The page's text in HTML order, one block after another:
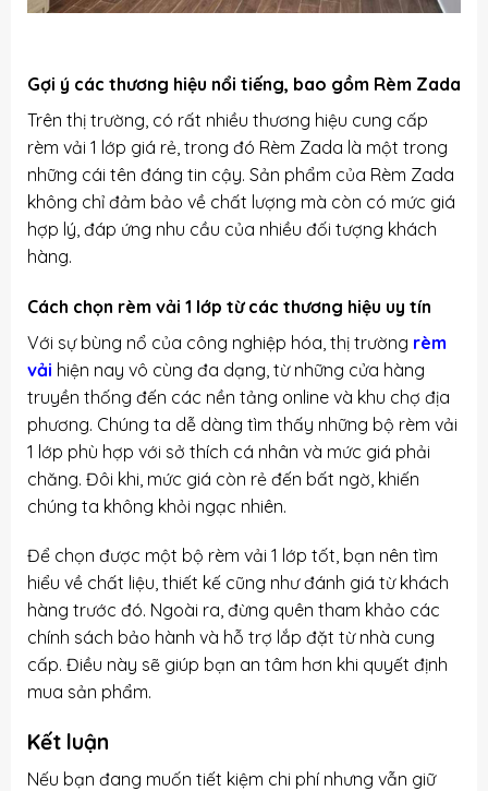
Gợi ý các thương hiệu nổi tiếng, bao gồm Rèm Zada
Trên thị trường, có rất nhiều thương hiệu cung cấp
rèm vải 1 lớp giá rẻ, trong đó Rèm Zada là một trong
những cái tên đáng tin cậy. Sản phẩm của Rèm Zada
không chỉ đảm bảo về chất lượng mà còn có mức giá
hợp lý, đáp ứng nhu cầu của nhiều đối tượng khách
hàng.
Cách chọn rèm vải 1 lớp từ các thương hiệu uy tín
Với sự bùng nổ của công nghiệp hóa, thị trường rèm
vải hiện nay vô cùng đa dạng, từ những cửa hàng
truyền thống đến các nền tảng online và khu chợ địa
phương. Chúng ta dễ dàng tìm thấy những bộ rèm vải
1 lớp phù hợp với sở thích cá nhân và mức giá phải
chăng. Đôi khi, mức giá còn rẻ đến bất ngờ, khiến
chúng ta không khỏi ngạc nhiên.
Để chọn được một bộ rèm vải 1 lớp tốt, bạn nên tìm
hiểu về chất liệu, thiết kế cũng như đánh giá từ khách
hàng trước đó. Ngoài ra, đừng quên tham khảo các
chính sách bảo hành và hỗ trợ lắp đặt từ nhà cung
cấp. Điều này sẽ giúp bạn an tâm hơn khi quyết định
mua sản phẩm.
Kết luận
Nếu bạn đang muốn tiết kiệm chi phí nhưng vẫn giữ